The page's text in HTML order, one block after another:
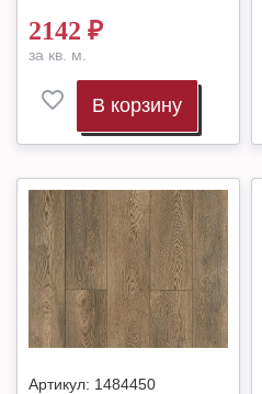
2142 ₽
за кв. м.
В корзину
Артикул: 1484450